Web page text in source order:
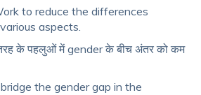
to reduce the differences
aspects.
के पहलुओं में gender के बीच अंतर को कम
the gender gap in the